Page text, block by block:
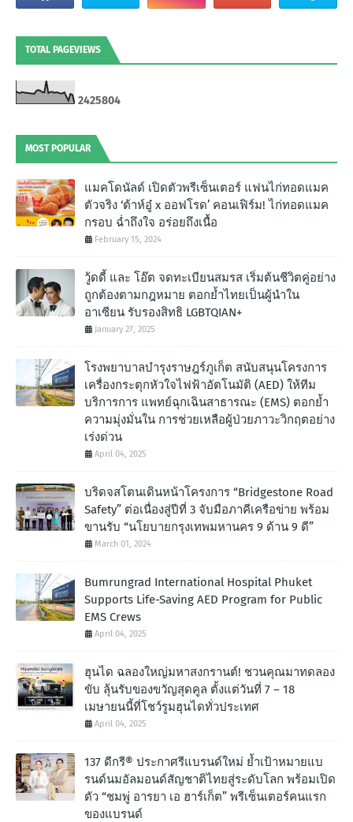
TOTAL PAGEVIEWS
2425804
MOST POPULAR
แมคโดนัลด์ เปิดตัวพรีเซ็นเตอร์ แฟนไก่ทอดแมค
ตัวจริง ‘ต้าห์อู๋ x ออฟโรด’ คอนเฟิร์ม! ไก่ทอดแมค
กรอบ ฉํ่าถึงใจ อร่อยถึงเนื้อ
February 15, 2024
วู้ดดี้ และ โอ๊ต จดทะเบียนสมรส เริ่มต้นชีวิตคู่อย่าง
ถูกต้องตามกฎหมาย ตอกย้ำไทยเป็นผู้นำใน
อาเซียน รับรองสิทธิ LGBTQIAN+
January 27, 2025
โรงพยาบาลบำรุงราษฎร์ภูเก็ต สนับสนุนโครงการ
เครื่องกระตุกหัวใจไฟฟ้าอัตโนมัติ (AED) ให้ทีม
บริการการ แพทย์ฉุกเฉินสาธารณะ (EMS) ตอกย้ำ
ความมุ่งมั่นใน การช่วยเหลือผู้ป่วยภาวะวิกฤตอย่าง
เร่งด่วน
April 04, 2025
บริดจสโตนเดินหน้าโครงการ “Bridgestone Road
Safety” ต่อเนื่องสู่ปีที่ 3 จับมือภาคีเครือข่าย พร้อม
ขานรับ “นโยบายกรุงเทพมหานคร 9 ด้าน 9 ดี”
March 01, 2024
Bumrungrad International Hospital Phuket
Supports Life-Saving AED Program for Public
EMS Crews
April 04, 2025
ฮุนได ฉลองใหญ่มหาสงกรานต์! ชวนคุณมาทดลอง
ขับ ลุ้นรับของขวัญสุดคูล ตั้งแต่วันที่ 7 – 18
เมษายนนี้ที่โชว์รูมฮุนไดทั่วประเทศ
April 04, 2025
137 ดีกรี® ประกาศรีแบรนด์ใหม่ ย้ำเป้าหมายแบ
รนด์นมอัลมอนด์สัญชาติไทยสู่ระดับโลก พร้อมเปิด
ตัว “ชมพู่ อารยา เอ ฮาร์เก็ต” พรีเซ็นเตอร์คนแรก
ของแบรนด์